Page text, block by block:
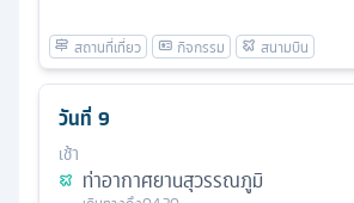
วันที่ 9
เช้า
ท่าอากาศยานสุวรรณภูมิ